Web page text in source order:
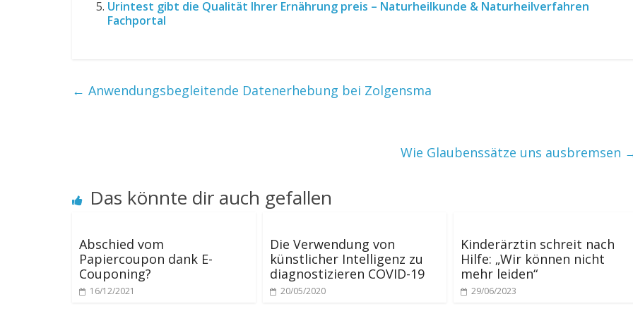
Urintest gibt die Qualität Ihrer Ernährung preis – Naturheilkunde & Naturheilverfahren
Fachportal
← Anwendungsbegleitende Datenerhebung bei Zolgensma
Wie Glaubenssätze uns ausbremsen
Das könnte dir auch gefallen
Abschied vom
Papiercoupon dank E-
Couponing?
16/12/2021
Die Verwendung von
künstlicher Intelligenz zu
diagnostizieren COVID-19
20/05/2020
Kinderärztin schreit nach
Hilfe: „Wir können nicht
mehr leiden“
29/06/2023